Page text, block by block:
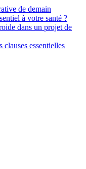
de demain
à votre santé ?
dans un projet de
essentielles